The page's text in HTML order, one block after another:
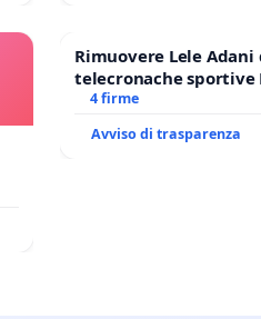
Rimuovere Lele Adani
telecronache sportive
4 firme
Avviso di trasparenza